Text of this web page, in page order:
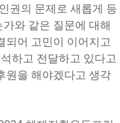
권의 문제로 새롭게 등
와 같은 질문에 대해
되어 고민이 이어지고
하고 전달하고 있다고
원을 해야겠다고 생각